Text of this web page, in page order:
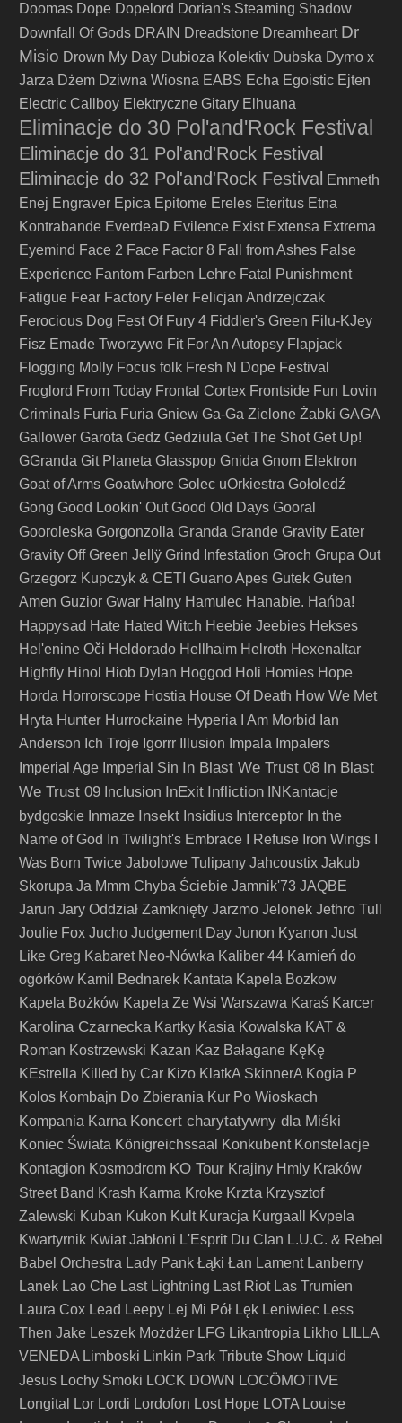
Doomas Dope Dopelord Dorian's Steaming Shadow
Downfall Of Gods DRAIN Dreadstone Dreamheart Dr
Misio Drown My Day Dubioza Kolektiv Dubska Dymo x
Jarza Dżem Dziwna Wiosna EABS Echa Egoistic Ejten
Electric Callboy Elektryczne Gitary Elhuana
Eliminacje do 30 Pol'and'Rock Festival
Eliminacje do 31 Pol'and'Rock Festival
Eliminacje do 32 Pol'and'Rock Festival Emmeth
Enej Engraver Epica Epitome Ereles Eteritus Etna
Kontrabande EverdeaD Evilence Exist Extensa Extrema
Eyemind Face 2 Face Factor 8 Fall from Ashes False
Experience Fantom Farben Lehre Fatal Punishment
Fatigue Fear Factory Feler Felicjan Andrzejczak
Ferocious Dog Fest Of Fury 4 Fiddler's Green Filu-KJey
Fisz Emade Tworzywo Fit For An Autopsy Flapjack
Flogging Molly Focus folk Fresh N Dope Festival
Froglord From Today Frontal Cortex Frontside Fun Lovin
Criminals Furia Furia Gniew Ga-Ga Zielone Żabki GAGA
Gallower Garota Gedz Gedziula Get The Shot Get Up!
GGranda Git Planeta Glasspop Gnida Gnom Elektron
Goat of Arms Goatwhore Golec uOrkiestra Gołoledź
Gong Good Lookin' Out Good Old Days Gooral
Gooroleska Gorgonzolla Granda Grande Gravity Eater
Gravity Off Green Jellÿ Grind Infestation Groch Grupa Out
Grzegorz Kupczyk & CETI Guano Apes Gutek Guten
Amen Guzior Gwar Halny Hamulec Hanabie. Hańba!
Happysad Hate Hated Witch Heebie Jeebies Hekses
Hel'enine Oči Heldorado Hellhaim Helroth Hexenaltar
Highfly Hinol Hiob Dylan Hoggod Holi Homies Hope
Horda Horrorscope Hostia House Of Death How We Met
Hryta Hunter Hurrockaine Hyperia I Am Morbid Ian
Anderson Ich Troje Igorrr Illusion Impala Impalers
Imperial Age Imperial Sin In Blast We Trust 08 In Blast
We Trust 09 Inclusion InExit Infliction INKantacje
bydgoskie Inmaze Insekt Insidius Interceptor In the
Name of God
In Twilight's Embrace I Refuse Iron Wings
Was Born Twice Jabolowe Tulipany Jahcoustix Jakub
Skorupa Ja Mmm Chyba Ściebie Jamnik'73 JAQBE
Jarun Jary Oddział Zamknięty Jarzmo Jelonek Jethro Tull
Joulie Fox Jucho Judgement Day Junon Kyanon Just
Like Greg Kabaret Neo-Nówka Kaliber 44 Kamień do
ogórków Kamil Bednarek Kantata Kapela Bozkow
Kapela Bożków Kapela Ze Wsi Warszawa Karaś Karcer
Karolina Czarnecka Kartky Kasia Kowalska KAT &
Roman Kostrzewski Kazan Kaz Bałagane KęKę
KEstrella Killed by Car Kizo KlatkA SkinnerA Kogia P
Kolos Kombajn Do Zbierania Kur Po Wioskach
Kompania Karna Koncert charytatywny dla Miśki
Koniec Świata Königreichssaal Konkubent Konstelacje
Kontagion Kosmodrom KO Tour Krajiny Hmly Kraków
Street Band Krash Karma Kroke Krzta Krzysztof
Zalewski Kuban Kukon Kult Kuracja Kurgaall
Kvpela
Kwartyrnik Kwiat Jabłoni L'Esprit Du Clan L.U.C. & Rebel
Babel Orchestra Lady Pank Łąki Łan Lament Lanberry
Lanek Lao Che Last Lightning Last Riot Las Trumien
Laura Cox Lead Leepy Lej Mi Pół Lęk Leniwiec Less
Then Jake Leszek Możdżer LFG Likantropia Likho LILLA
VENEDA Limboski Linkin Park Tribute Show Liquid
Jesus Lochy Smoki LOCK DOWN LOCÖMOTIVE
Longital Lor Lordi Lordofon Lost Hope LOTA Louise